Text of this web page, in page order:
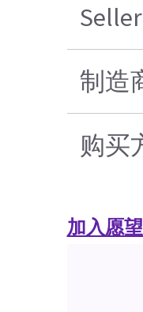
Seller
制造
购买
加入愿